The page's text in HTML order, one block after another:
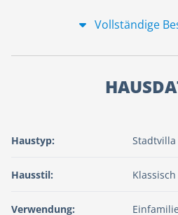
Vollständige
Haustyp: Stadtvilla
Hausstil: Klassisch
Verwendung: